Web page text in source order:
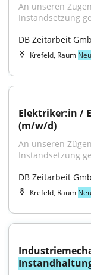
An unseren
Instandsetzung
DB Zeitarbeit
Krefeld, Raum
Elektriker:in /
(m/w/d)
An unseren
Instandsetzung
DB Zeitarbeit
Krefeld, Raum